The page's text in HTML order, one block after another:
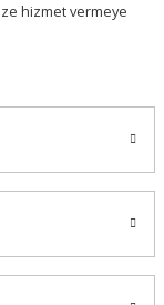
hizmet vermeye